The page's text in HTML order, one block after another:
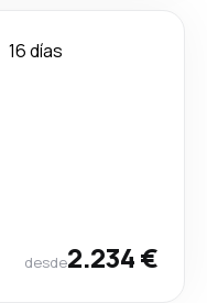
16 días
desde2.234 €